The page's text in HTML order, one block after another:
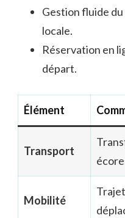
Gestion fluide
locale.
Réservation en
départ.
Élément
Transport
Mobilité